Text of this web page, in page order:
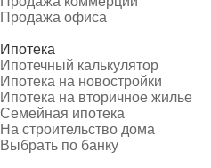
Продажа офиса
Ипотека
Ипотечный калькулятор
Ипотека на новостройки
Ипотека на вторичное жилье
Семейная ипотека
На строительство дома
Выбрать по банку